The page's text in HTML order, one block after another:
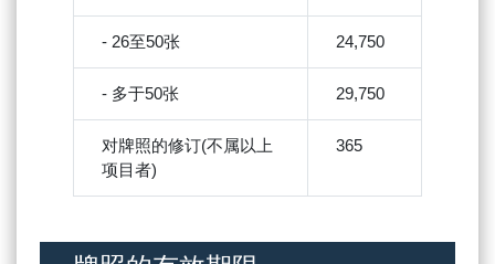
- 26至50张 24,750
- 多于50张 29,750
对牌照的修订(不属以上
项目者)
365